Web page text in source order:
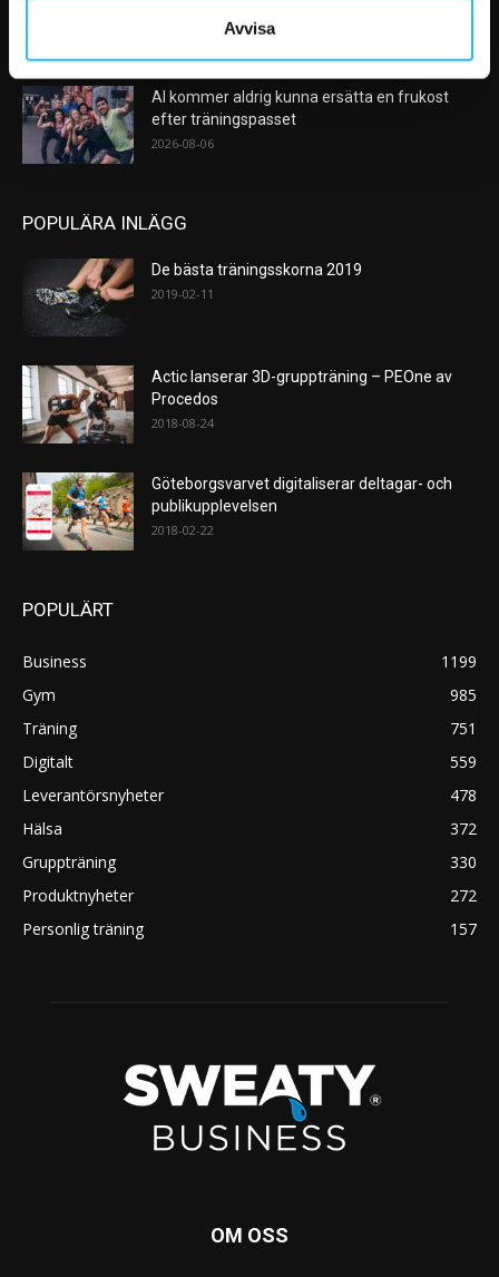
Avvisa
AI kommer aldrig kunna ersätta en frukost
efter träningspasset
2026-08-06
POPULÄRA INLÄGG
De bästa träningsskorna 2019
2019-02-11
Actic lanserar 3D-gruppträning – PEOne av
Procedos
2018-08-24
Göteborgsvarvet digitaliserar deltagar- och
publikupplevelsen
2018-02-22
POPULÄRT
Business
1199
Gym
985
Träning
751
Digitalt
559
Leverantörsnyheter
478
Hälsa
372
Gruppträning
330
Produktnyheter
272
Personlig träning
157
OM OSS